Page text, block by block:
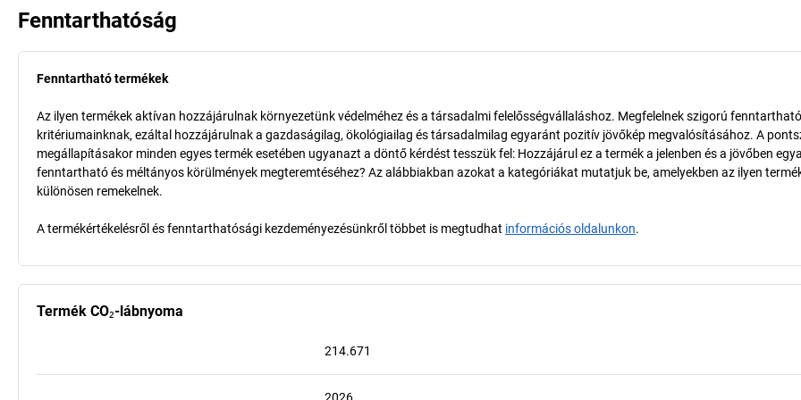
Fenntarthatóság
Fenntartható termékek
Az ilyen termékek aktívan hozzájárulnak környezetünk védelméhez és a társadalmi felelősségvállaláshoz. Megfelelnek szigorú
kritériumainknak, ezáltal hozzájárulnak a gazdaságilag, ökológiailag és társadalmilag egyaránt pozitív jövőkép megvalósításához. A
megállapításakor minden egyes termék esetében ugyanazt a döntő kérdést tesszük fel: Hozzájárul ez a termék a jelenben és a jövőben
fenntartható és méltányos körülmények megteremtéséhez? Az alábbiakban azokat a kategóriákat mutatjuk be, amelyekben az ilyen
különösen remekelnek.
A termékértékelésről és fenntarthatósági kezdeményezésünkről többet is megtudhat információs oldalunkon.
Termék CO₂-lábnyoma
214.671